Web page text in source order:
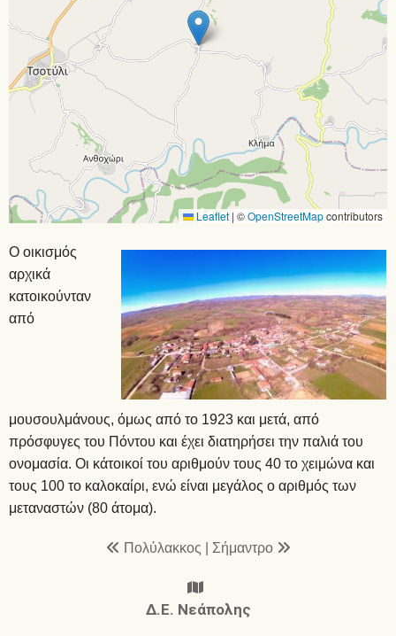
Leaflet | ©OpenStreetMapcontributors
Ο οικισμός
αρχικά
κατοικούνταν
από
μουσουλμάνους, όμως από το 1923 και μετά, από
πρόσφυγες του Πόντου και έχει διατηρήσει την παλιά του
ονομασία. Οι κάτοικοί του αριθμούν τους 40 το χειμώνα και
τους 100 το καλοκαίρι, ενώ είναι μεγάλος ο αριθμός των
μεταναστών (80 άτομα).
Πολύλακκος | Σήμαντρο
Δ.Ε. Νεάπολης